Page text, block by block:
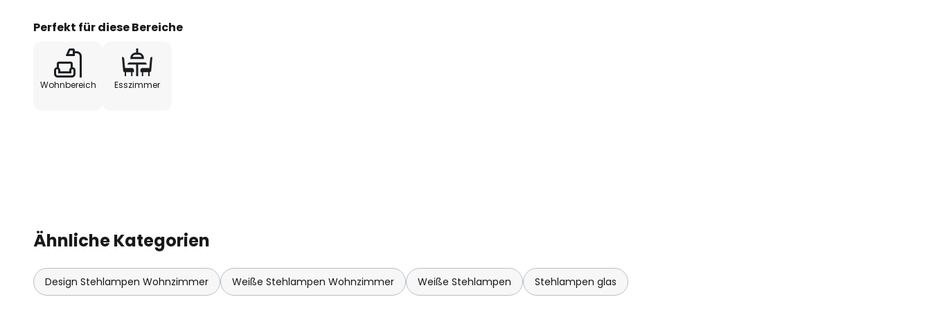
Perfekt für diese Bereiche
Wohnbereich Esszimmer
Ähnliche Kategorien
Design Stehlampen Wohnzimmer Weiße Stehlampen Wohnzimmer Weiße Stehlampen Stehlampen glas